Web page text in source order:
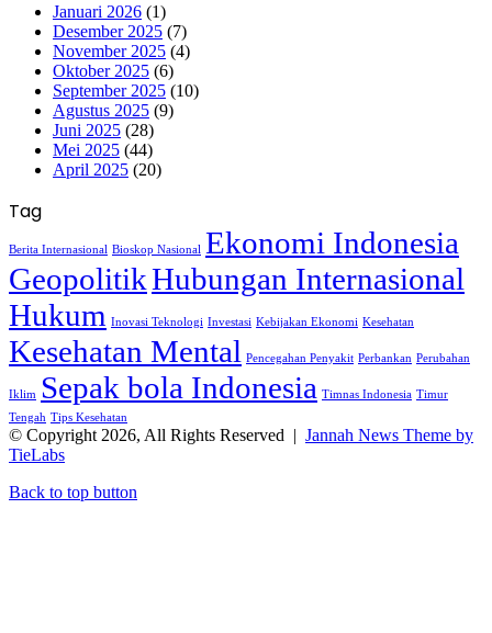
Januari 2026 (1)
Desember 2025 (7)
November 2025 (4)
Oktober 2025 (6)
September 2025 (10)
Agustus 2025 (9)
Juni 2025 (28)
Mei 2025 (44)
April 2025 (20)
Tag
Berita Internasional Bioskop Nasional Ekonomi Indonesia
GeopolitikHubungan Internasional
Hukum Inovasi Teknologi Investasi Kebijakan Ekonomi Kesehatan
Kesehatan Mental Pencegahan Penyakit Perbankan Perubahan
Iklim Sepak bola Indonesia Timnas Indonesia Timur
Tengah Tips Kesehatan
© Copyright 2026, All Rights Reserved | Jannah News Theme by
TieLabs
Back to top button